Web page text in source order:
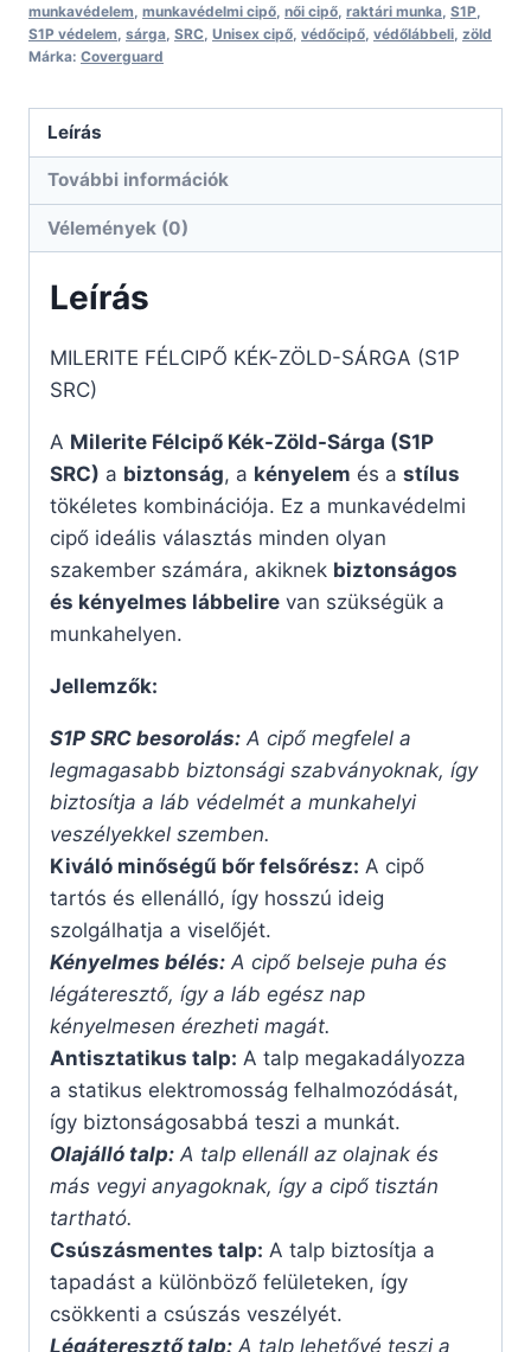
munkavédelem, munkavédelmi cipő, női cipő, raktári munka, S1P,
S1P védelem, sárga, SRC, Unisex cipő, védőcipő, védőlábbeli, zöld
Márka: Coverguard
Leírás
További információk
Vélemények (0)
Leírás
MILERITE FÉLCIPŐ KÉK-ZÖLD-SÁRGA (S1P
SRC)
A Milerite Félcipő Kék-Zöld-Sárga (S1P
SRC) a biztonság, a kényelem és a stílus
tökéletes kombinációja. Ez a munkavédelmi
cipő ideális választás minden olyan
szakember számára, akiknek biztonságos
és kényelmes lábbelire van szükségük a
munkahelyen.
Jellemzők:
S1P SRC besorolás: A cipő megfelel a
legmagasabb biztonsági szabványoknak, így
biztosítja a láb védelmét a munkahelyi
veszélyekkel szemben.
Kiváló minőségű bőr felsőrész: A cipő
tartós és ellenálló, így hosszú ideig
szolgálhatja a viselőjét.
Kényelmes bélés: A cipő belseje puha és
légáteresztő, így a láb egész nap
kényelmesen érezheti magát.
Antisztatikus talp: A talp megakadályozza
a statikus elektromosság felhalmozódását,
így biztonságosabbá teszi a munkát.
Olajálló talp: A talp ellenáll az olajnak és
más vegyi anyagoknak, így a cipő tisztán
tartható.
Csúszásmentes talp: A talp biztosítja a
tapadást a különböző felületeken, így
csökkenti a csúszás veszélyét.
Légáteresztő talp: A talp lehetővé teszi a